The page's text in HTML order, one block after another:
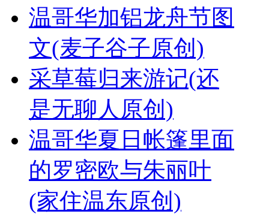
温哥华加铝龙舟节图
文(麦子谷子原创)
采草莓归来游记(还
是无聊人原创)
温哥华夏日帐篷里面
的罗密欧与朱丽叶
(家住温东原创)